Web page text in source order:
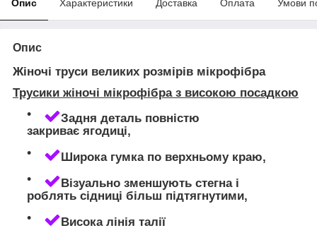
Опис Характеристики Доставка Оплата Умови
Опис
Жіночі труси великих розмірів мікрофібра
Трусики жіночі мікрофібра з високою посадкою
Задня деталь повністю
закриває ягодиці,
Широка гумка по верхньому краю,
Візуально зменшують стегна і
роблять сідниці більш підтягнутими,
Висока лінія талії